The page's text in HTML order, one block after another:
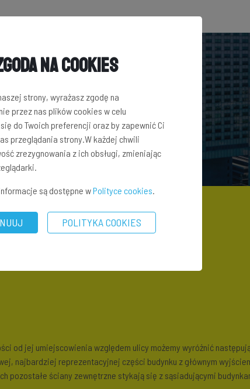
od jej umiejscowienia względem ulicy możemy wyróżnić
najbardziej reprezentacyjnej części budynku z głównym
ściany zewnętrzne stykają się z sąsiadującymi
na Cookies
strony, wyrażasz zgodę na
przez nas plików cookies w celu
do Twoich preferencji oraz by zapewnić Ci
przeglądania strony.W każdej chwili
zrezygnowania z ich obsługi, zmieniając
są dostępne wPolityce cookies.
POLITYKA COOKIES